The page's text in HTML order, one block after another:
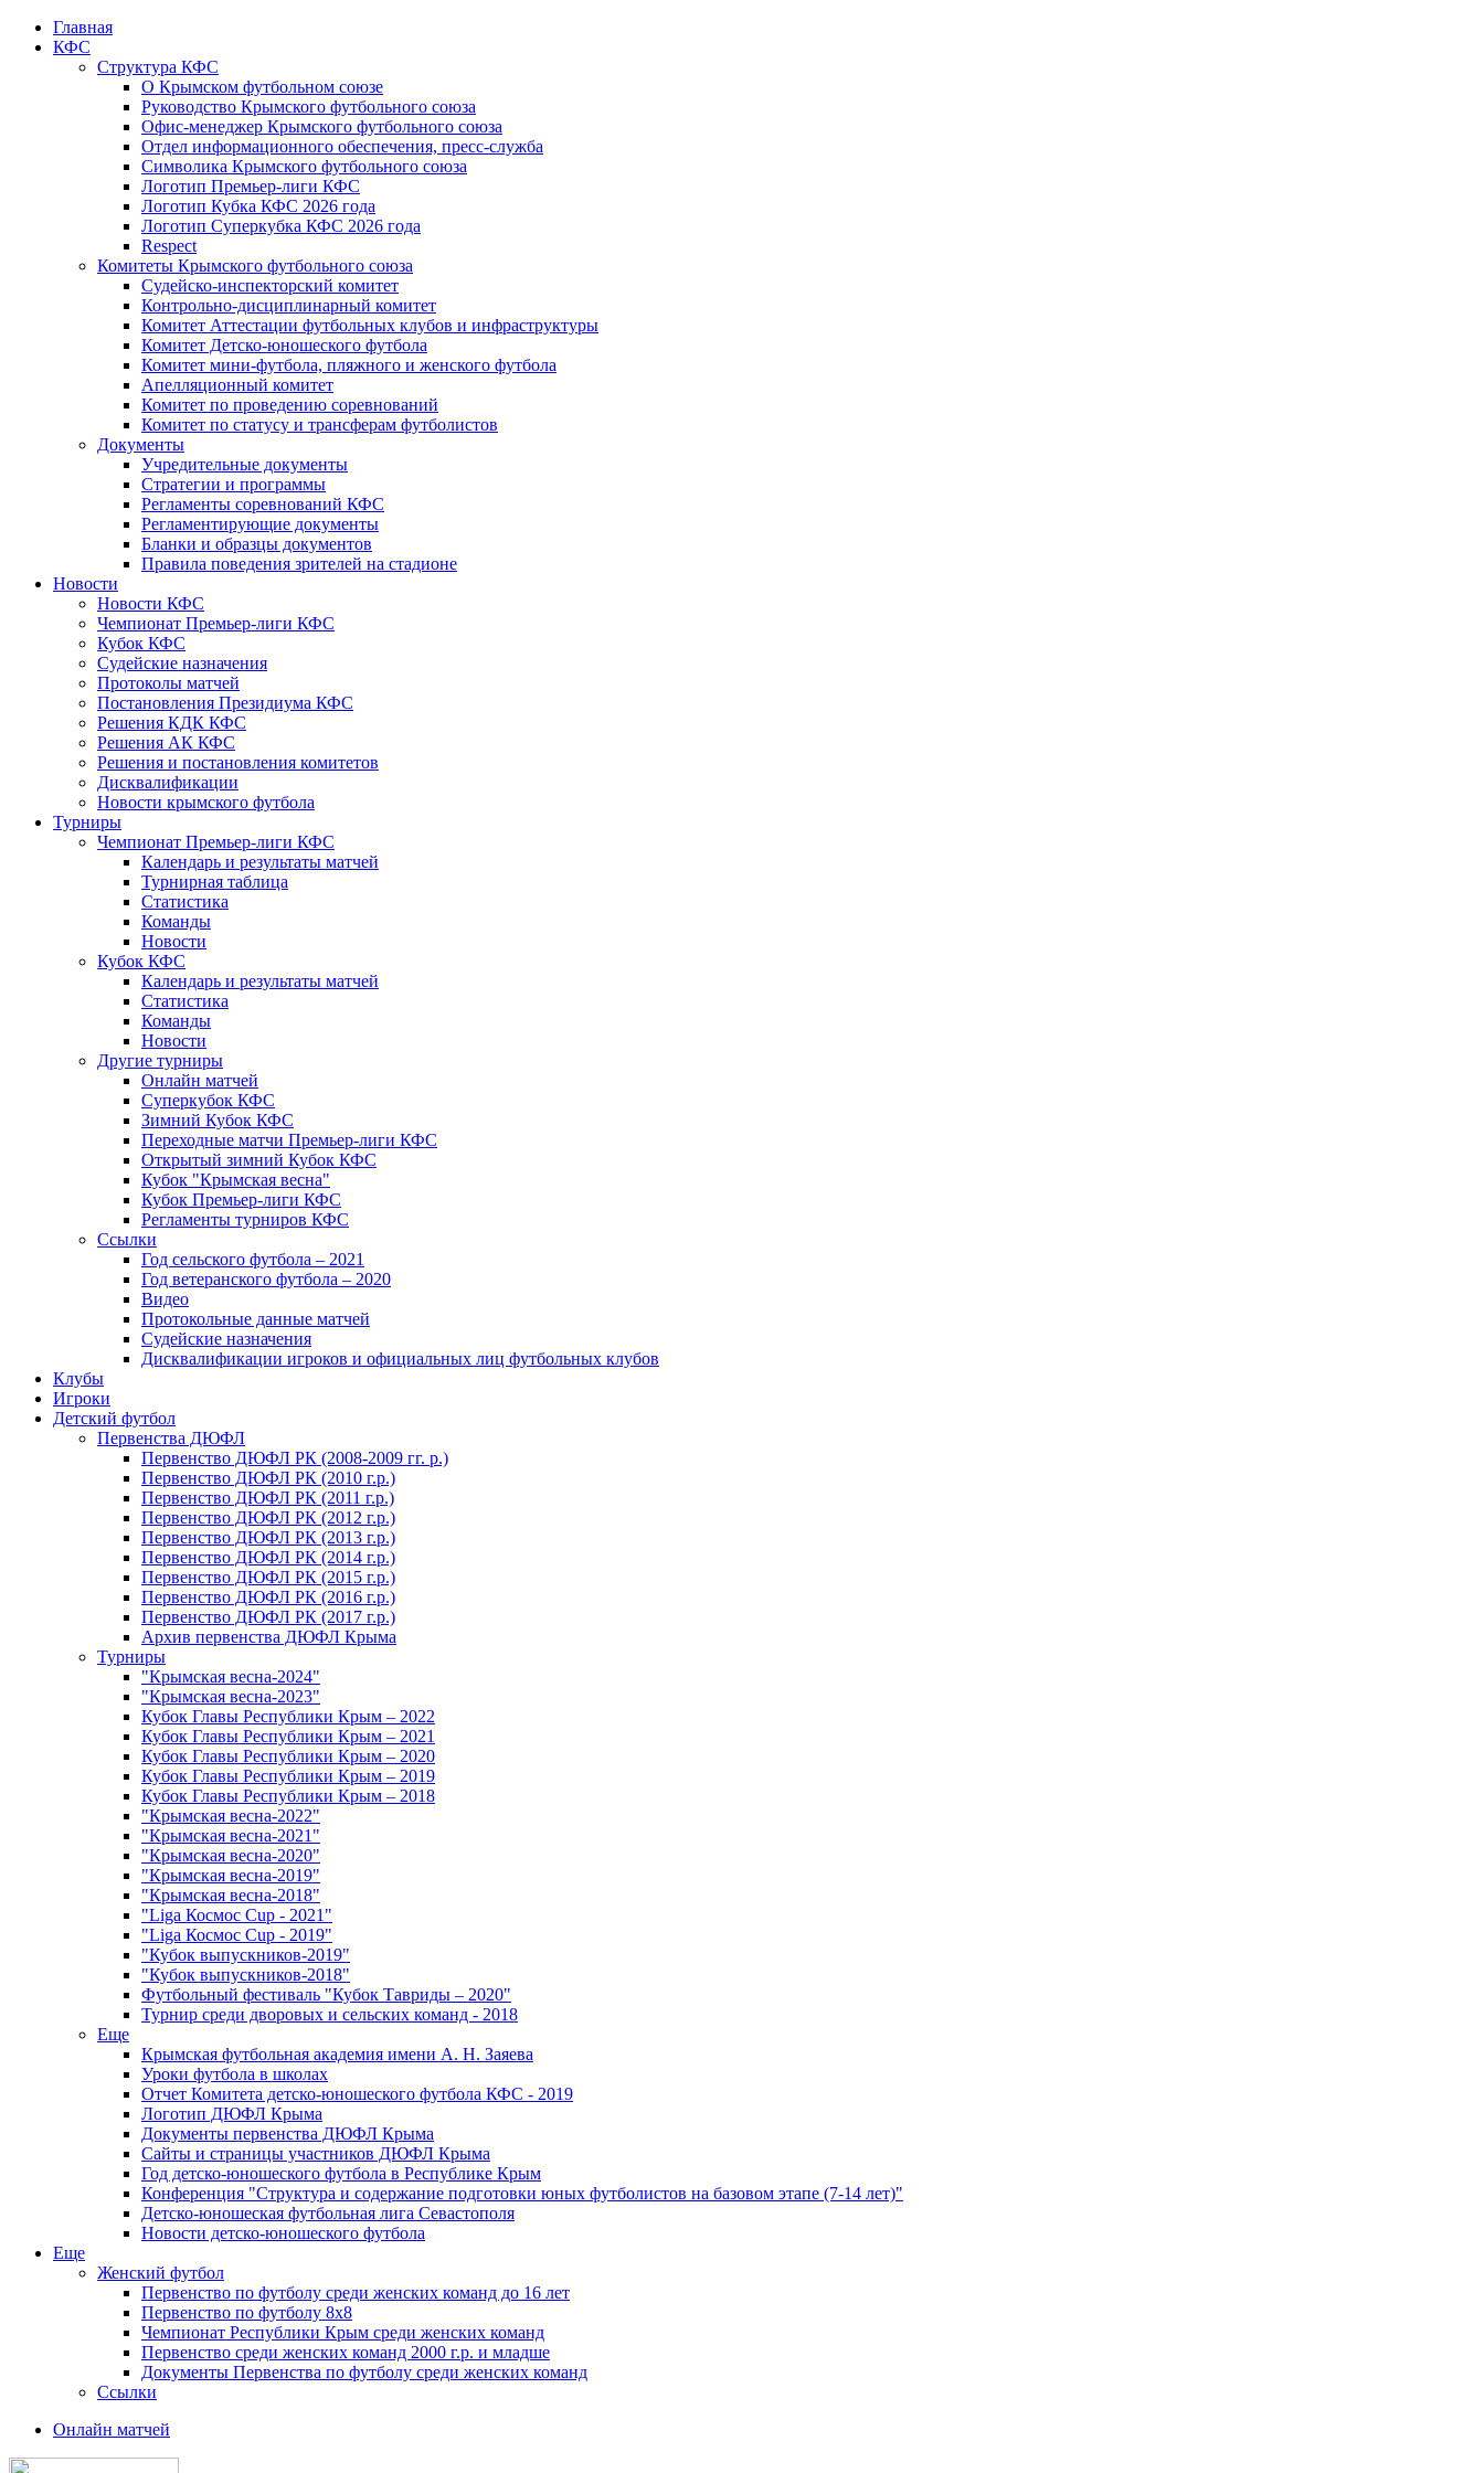
Главная
КФС
Структура КФС
О Крымском футбольном союзе
Руководство Крымского футбольного союза
Офис-менеджер Крымского футбольного союза
Отдел информационного обеспечения, пресс-служба
Символика Крымского футбольного союза
Логотип Премьер-лиги КФС
Логотип Кубка КФС 2026 года
Логотип Суперкубка КФС 2026 года
Respect
Комитеты Крымского футбольного союза
Судейско-инспекторский комитет
Контрольно-дисциплинарный комитет
Комитет Аттестации футбольных клубов и инфраструктуры
Комитет Детско-юношеского футбола
Комитет мини-футбола, пляжного и женского футбола
Апелляционный комитет
Комитет по проведению соревнований
Комитет по статусу и трансферам футболистов
Документы
Учредительные документы
Стратегии и программы
Регламенты соревнований КФС
Регламентирующие документы
Бланки и образцы документов
Правила поведения зрителей на стадионе
Новости
Новости КФС
Чемпионат Премьер-лиги КФС
Кубок КФС
Судейские назначения
Протоколы матчей
Постановления Президиума КФС
Решения КДК КФС
Решения АК КФС
Решения и постановления комитетов
Дисквалификации
Новости крымского футбола
Турниры
Чемпионат Премьер-лиги КФС
Календарь и результаты матчей
Турнирная таблица
Статистика
Команды
Новости
Кубок КФС
Календарь и результаты матчей
Статистика
Команды
Новости
Другие турниры
Онлайн матчей
Суперкубок КФС
Зимний Кубок КФС
Переходные матчи Премьер-лиги КФС
Открытый зимний Кубок КФС
Кубок "Крымская весна"
Кубок Премьер-лиги КФС
Регламенты турниров КФС
Ссылки
Год сельского футбола – 2021
Год ветеранского футбола – 2020
Видео
Протокольные данные матчей
Судейские назначения
Дисквалификации игроков и официальных лиц футбольных клубов
Клубы
Игроки
Детский футбол
Первенства ДЮФЛ
Первенство ДЮФЛ РК (2008-2009 гг. р.)
Первенство ДЮФЛ РК (2010 г.р.)
Первенство ДЮФЛ РК (2011 г.р.)
Первенство ДЮФЛ РК (2012 г.р.)
Первенство ДЮФЛ РК (2013 г.р.)
Первенство ДЮФЛ РК (2014 г.р.)
Первенство ДЮФЛ РК (2015 г.р.)
Первенство ДЮФЛ РК (2016 г.р.)
Первенство ДЮФЛ РК (2017 г.р.)
Архив первенства ДЮФЛ Крыма
Турниры
"Крымская весна-2024"
"Крымская весна-2023"
Кубок Главы Республики Крым – 2022
Кубок Главы Республики Крым – 2021
Кубок Главы Республики Крым – 2020
Кубок Главы Республики Крым – 2019
Кубок Главы Республики Крым – 2018
"Крымская весна-2022"
"Крымская весна-2021"
"Крымская весна-2020"
"Крымская весна-2019"
"Крымская весна-2018"
"Liga Космос Cup - 2021"
"Liga Космос Cup - 2019"
"Кубок выпускников-2019"
"Кубок выпускников-2018"
Футбольный фестиваль "Кубок Тавриды – 2020"
Турнир среди дворовых и сельских команд - 2018
Еще
Крымская футбольная академия имени А. Н. Заяева
Уроки футбола в школах
Отчет Комитета детско-юношеского футбола КФС - 2019
Логотип ДЮФЛ Крыма
Документы первенства ДЮФЛ Крыма
Сайты и страницы участников ДЮФЛ Крыма
Год детско-юношеского футбола в Республике Крым
Конференция "Структура и содержание подготовки юных футболистов на базовом этапе (7-14 лет)"
Детско-юношеская футбольная лига Севастополя
Новости детско-юношеского футбола
Еще
Женский футбол
Первенство по футболу среди женских команд до 16 лет
Первенство по футболу 8х8
Чемпионат Республики Крым среди женских команд
Первенство среди женских команд 2000 г.р. и младше
Документы Первенства по футболу среди женских команд
Ссылки
Онлайн матчей